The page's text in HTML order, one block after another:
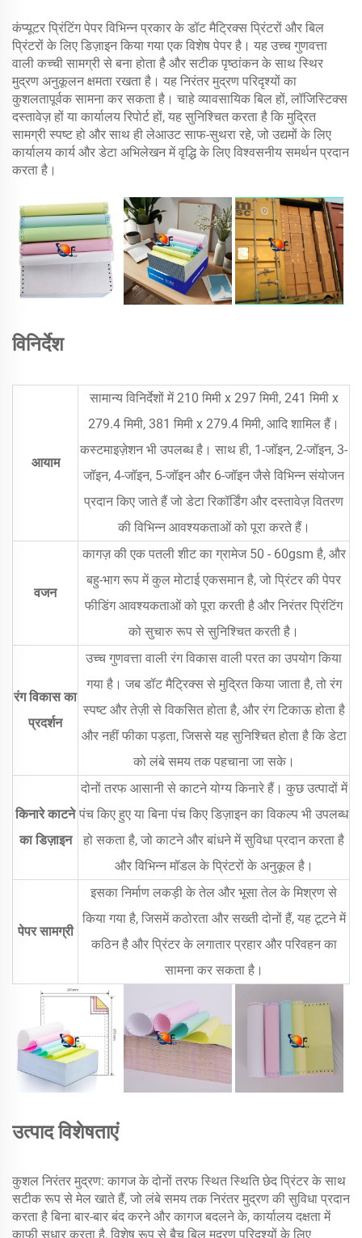
कंप्यूटर प्रिंटिंग पेपर विभिन्न प्रकार के डॉट मैट्रिक्स प्रिंटरों और बिल
प्रिंटरों के लिए डिज़ाइन किया गया एक विशेष पेपर है। यह उच्च गुणवत्ता
वाली कच्ची सामग्री से बना होता है और सटीक पृष्ठांकन के साथ स्थिर
मुद्रण अनुकूलन क्षमता रखता है। यह निरंतर मुद्रण परिदृश्यों का
कुशलतापूर्वक सामना कर सकता है। चाहे व्यावसायिक बिल हों, लॉजिस्टिक्स
दस्तावेज़ हों या कार्यालय रिपोर्ट हों, यह सुनिश्चित करता है कि मुद्रित
सामग्री स्पष्ट हो और साथ ही लेआउट साफ-सुथरा रहे, जो उद्यमों के लिए
कार्यालय कार्य और डेटा अभिलेखन में वृद्धि के लिए विश्वसनीय समर्थन प्रदान
करता है।
विनिर्देश
आयाम
सामान्य विनिर्देशों में 210 मिमी x 297 मिमी, 241 मिमी x
279.4 मिमी, 381 मिमी x 279.4 मिमी, आदि शामिल हैं।
कस्टमाइज़ेशन भी उपलब्ध है। साथ ही, 1-जॉइन, 2-जॉइन, 3-
जॉइन, 4-जॉइन, 5-जॉइन और 6-जॉइन जैसे विभिन्न संयोजन
प्रदान किए जाते हैं जो डेटा रिकॉर्डिंग और दस्तावेज़ वितरण
की विभिन्न आवश्यकताओं को पूरा करते हैं।
वजन
कागज़ की एक पतली शीट का ग्रामेज 50 - 60gsm है, और
बहु-भाग रूप में कुल मोटाई एकसमान है, जो प्रिंटर की पेपर
फीडिंग आवश्यकताओं को पूरा करती है और निरंतर प्रिंटिंग
को सुचारु रूप से सुनिश्चित करती है।
रंग विकास का
प्रदर्शन
उच्च गुणवत्ता वाली रंग विकास वाली परत का उपयोग किया
गया है। जब डॉट मैट्रिक्स से मुद्रित किया जाता है, तो रंग
स्पष्ट और तेज़ी से विकसित होता है, और रंग टिकाऊ होता है
और नहीं फीका पड़ता, जिससे यह सुनिश्चित होता है कि डेटा
को लंबे समय तक पहचाना जा सके।
किनारे काटने
का डिज़ाइन
दोनों तरफ आसानी से काटने योग्य किनारे हैं। कुछ उत्पादों में
पंच किए हुए या बिना पंच किए डिज़ाइन का विकल्प भी उपलब्ध
हो सकता है, जो काटने और बांधने में सुविधा प्रदान करता है
और विभिन्न मॉडल के प्रिंटरों के अनुकूल है।
पेपर सामग्री
इसका निर्माण लकड़ी के तेल और भूसा तेल के मिश्रण से
किया गया है, जिसमें कठोरता और सख्ती दोनों हैं, यह टूटने में
कठिन है और प्रिंटर के लगातार प्रहार और परिवहन का
सामना कर सकता है।
उत्पाद विशेषताएं
कुशल निरंतर मुद्रण: कागज के दोनों तरफ स्थित स्थिति छेद प्रिंटर के साथ
सटीक रूप से मेल खाते हैं, जो लंबे समय तक निरंतर मुद्रण की सुविधा प्रदान
करता है बिना बार-बार बंद करने और कागज बदलने के, कार्यालय दक्षता में
काफी सुधार करता है, विशेष रूप से बैच बिल मुद्रण परिदृश्यों के लिए